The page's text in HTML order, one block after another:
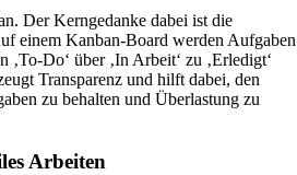
Der Kerngedanke dabei ist die
einem Kanban-Board werden Aufgaben
‚To-Do‘ über ‚In Arbeit‘ zu ‚Erledigt‘
Transparenz und hilft dabei, den
zu behalten und Überlastung zu
Arbeiten